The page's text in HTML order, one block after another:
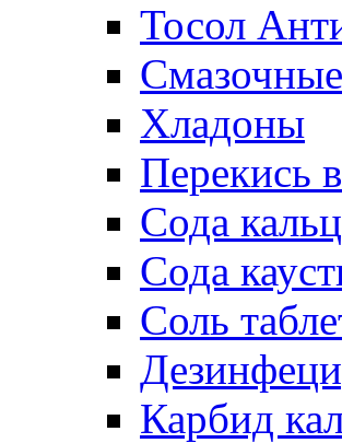
Тосол
Хладоны
Перекись
Сода
Сода
Соль
Карбид